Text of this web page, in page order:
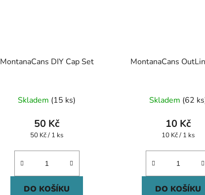
MontanaCans DIY Cap Set
hodnocení
produktu
je
z
hvězdiček.
Skladem (15 ks)
50 Kč
Měrná
50 Kč / 1 ks
DO KOŠÍKU
MontanaCans
produktu
je
z
Skladem (62
10 Kč
Měrná
10 Kč / 1 ks
DO KOŠÍKU